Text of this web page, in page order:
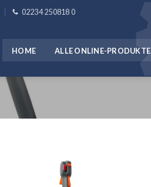
02234 250818 0
HOME ALLE ONLINE-PRODUKTE